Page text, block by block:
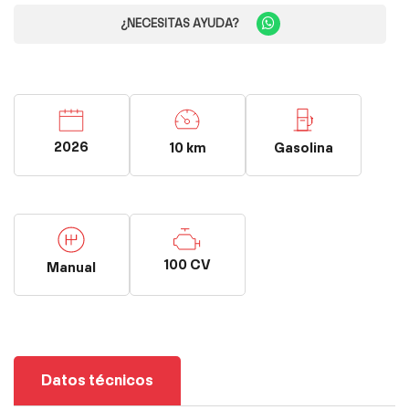
¿NECESITAS AYUDA?
2026 10 km Gasolina
Manual 100 CV
Datos técnicos